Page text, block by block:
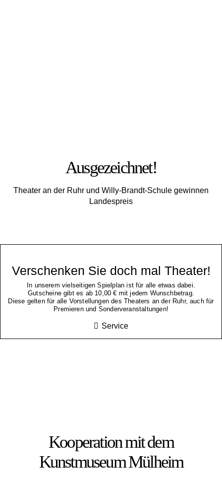
Ausgezeichnet!
Theater an der Ruhr und Willy-Brandt-Schule gewinnen
Landespreis
Verschenken Sie doch mal Theater!
In unserem vielseitigen Spielplan ist für alle etwas dabei.
Gutscheine gibt es ab 10,00 € mit jedem Wunschbetrag.
Diese gelten für alle Vorstellungen des Theaters an der Ruhr, auch für
Premieren und Sonderveranstaltungen!
Service
Kooperation mit dem
Kunstmuseum Mülheim